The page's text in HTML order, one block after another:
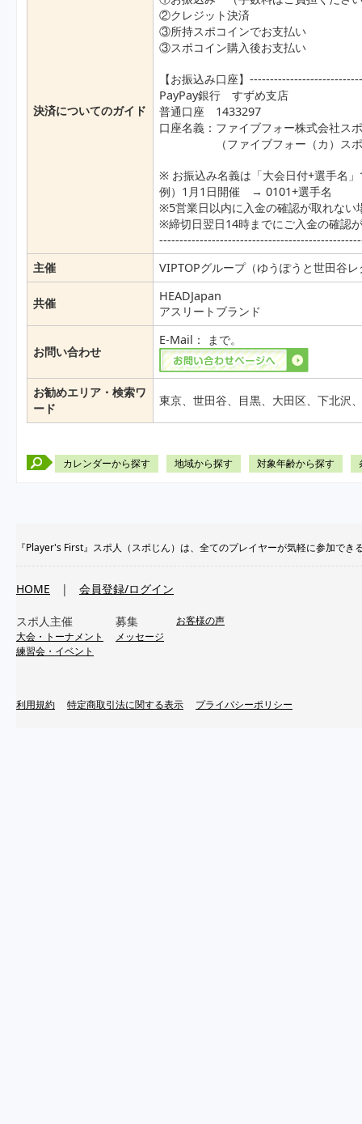
決済についてのガイド
②クレジット決済
③所持スポコインでお支払い
③スポコイン購入後お支払い
【お振込み口座】
PayPay銀行 すずめ支店
普通口座 1433297
口座名義：ファイブフォー株式会社ス
（ファイブフォー（カ）スポー
※ お振込み名義は「大会日付+選手名
例）1月1日開催 → 0101+選手名
※5営業日以内に入金の確認が取れない
※締切日翌日14時までにご入金の確認
主催
VIPTOPグループ（ゆうぽうと世田谷
共催
HEADJapan
アスリートブランド
お問い合わせ
E-Mail： まで。
お勧めエリア・検索ワ
ード
東京、世田谷、目黒、大田区、下北沢
カレンダーから探す 地域から探す 対象年齢から探す
『Player's First』スポ人（スポじん）は、全てのプレイヤーが気軽に参加で
HOME | 会員登録/ログイン
スポ人主催
大会・トーナメント
練習会・イベント
募集
メッセージ
お客様の声
利用規約 特定商取引法に関する表示 プライバシーポリシー